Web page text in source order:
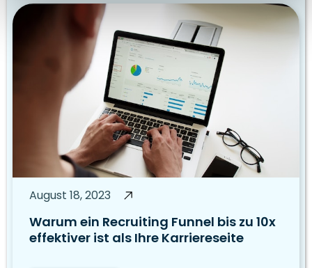
August 18, 2023
Warum ein Recruiting Funnel bis zu 10x
effektiver ist als Ihre Karriereseite